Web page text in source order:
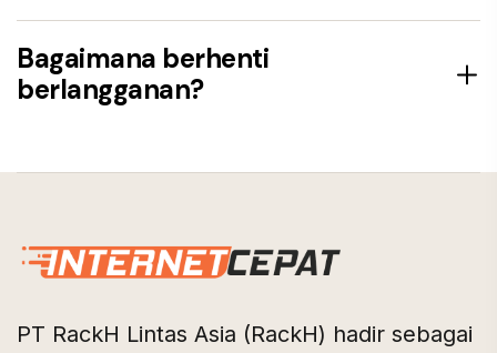
Bagaimana berhenti
berlangganan?
PT RackH Lintas Asia (RackH) hadir sebagai